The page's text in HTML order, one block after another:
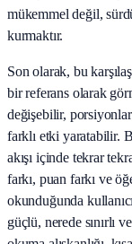
mükemmel değil,
kurmaktır.
Son olarak, bu
bir referans olarak
değişebilir,
farklı etki yaratabilir.
akışı içinde tekrar
farkı, puan farkı ve
okunduğunda
güçlü, nerede sınırlı